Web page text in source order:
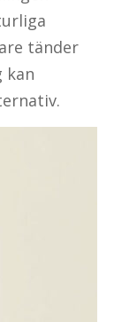
tänder
kan